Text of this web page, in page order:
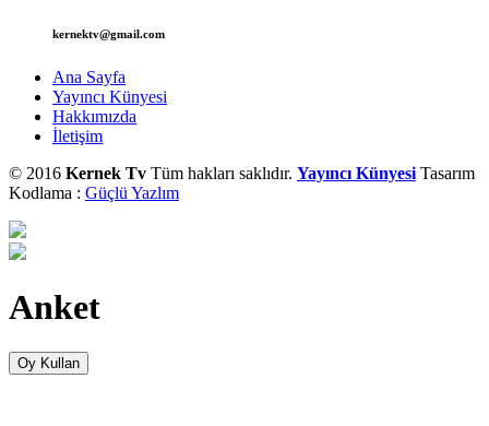
kernektv@gmail.com
Ana Sayfa
Yayıncı Künyesi
Hakkımızda
İletişim
© 2016 Kernek Tv Tüm hakları saklıdır. Yayıncı Künyesi Tasarım
Kodlama : Güçlü Yazlım
Anket